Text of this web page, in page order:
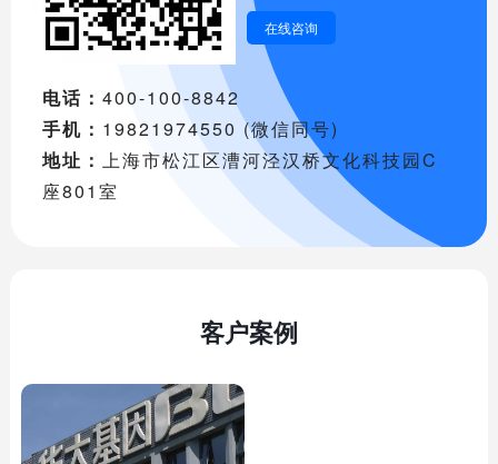
在线咨询
电话： 400-100-8842
手机： 19821974550 (微信同号)
地址： 上海市松江区漕河泾汉桥文化科技园C
座801室
客户案例